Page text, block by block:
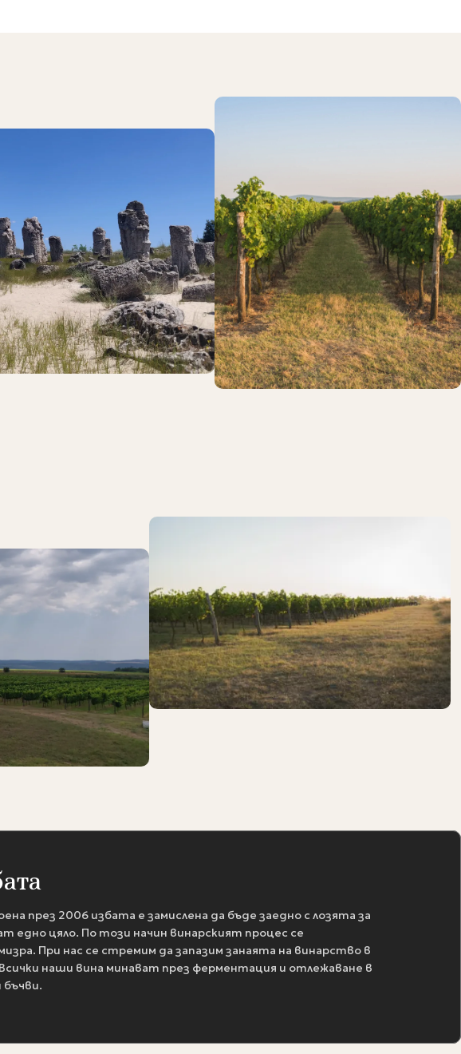
през 2006 избата е замислена да бъде заедно с лозята за
едно цяло. По този начин винарският процес се
При нас се стремим да запазим занаята на винарство в
наши вина минават през ферментация и отлежаване в
бъчви.